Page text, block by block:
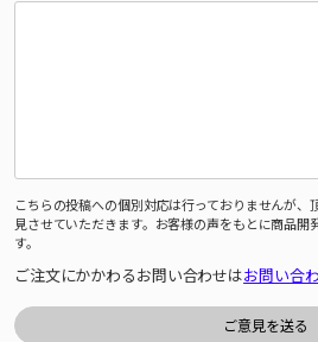
こちらの投稿への個別対応は行っておりませんが、
見させていただきます。お客様の声をもとに商品開
す。
ご注文にかかわるお問い合わせはお問い合